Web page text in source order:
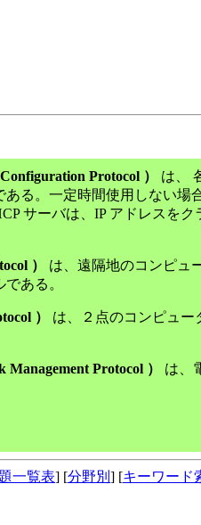
Protocol ）
は、
る。一定時間使用しない場
サーバは、IP アドレスを
）
は、遠隔地のコンピュ
ある。
）
は、２点のコンピュー
Protocol ）
は、
一覧表] [分野別 ] [キーワード